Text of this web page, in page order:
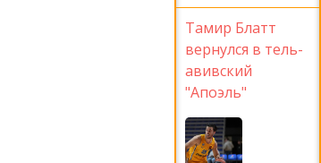
Тамир Блатт
вернулся в тель-
авивский
"Апоэль"